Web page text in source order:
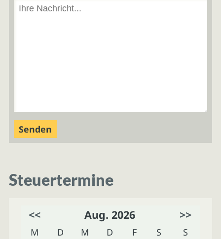
Steuertermine
<< Aug. 2026 >>
M D M D F S
S